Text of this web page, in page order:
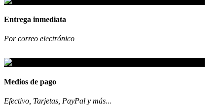
Entrega inmediata
Por correo electrónico
Medios de pago
Efectivo, Tarjetas, PayPal y más...